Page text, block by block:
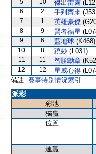
5 10 傑出雷霆
6 2 手到齊來
7 1 英雄豪傑
8 9 賢者福星
9 6 藍地球 (K468)
10 8 蹺妙 (L031)
11 11 智勝勳章
12 12 星威心得
備註: 賽事特別情況索引
派彩
彩池
獨贏
位置
連贏